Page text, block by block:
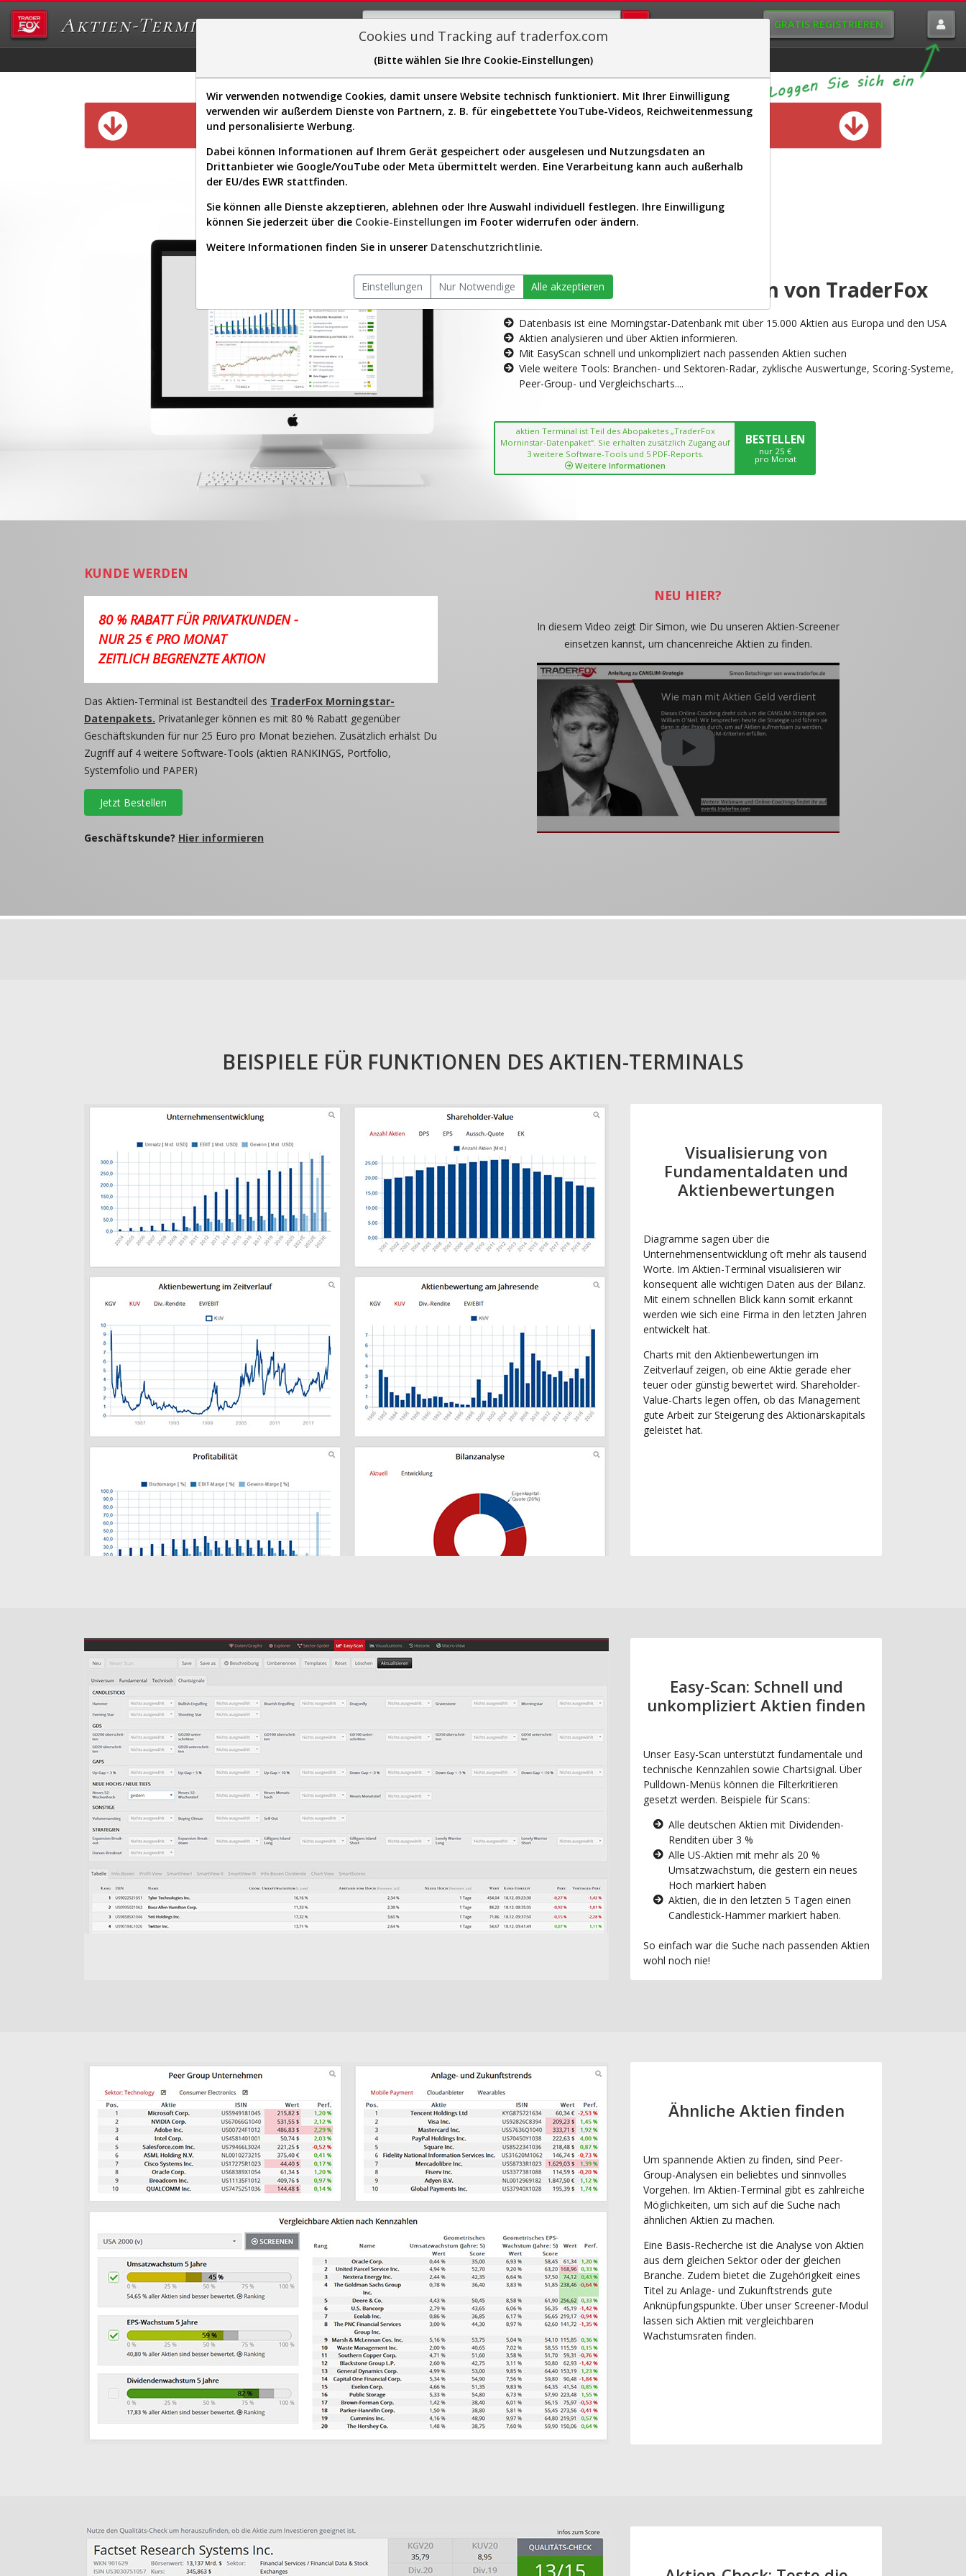
Aktien-Terminal GRATIS REGISTRIEREN
Sector-Spider Easy-Scan Visualizations
Diese Funktion ist nur für Premium-Kunden verfügbar
AKTIEN-TERMINAL
Die Aktienanalyse-Plattform von TraderFox
Datenbasis ist eine Morningstar-Datenbank mit über 15.000 Aktien aus Europa und den USA
Aktien analysieren und über Aktien informieren.
Mit EasyScan schnell und unkompliziert nach passenden Aktien suchen
Viele weitere Tools: Branchen- und Sektoren-Radar, zyklische Auswertunge, Scoring-Systeme,
Peer-Group- und Vergleichscharts....
aktien Terminal ist Teil des Abopaketes „TraderFox
Morninstar-Datenpaket“. Sie erhalten zusätzlich Zugang auf
3 weitere Software-Tools und 5 PDF-Reports.
Weitere Informationen
BESTELLEN
nur 25 €
pro Monat
KUNDE WERDEN
80 % RABATT FÜR PRIVATKUNDEN -
NUR 25 € PRO MONAT
ZEITLICH BEGRENZTE AKTION
Das Aktien-Terminal ist Bestandteil des TraderFox Morningstar-
Datenpakets. Privatanleger können es mit 80 % Rabatt gegenüber
Geschäftskunden für nur 25 Euro pro Monat beziehen. Zusätzlich erhälst Du
Zugriff auf 4 weitere Software-Tools (aktien RANKINGS, Portfolio,
Systemfolio und PAPER)
Jetzt Bestellen
Geschäftskunde? Hier informieren
NEU HIER?
In diesem Video zeigt Dir Simon, wie Du unseren Aktien-Screener
einsetzen kannst, um chancenreiche Aktien zu finden.
BEISPIELE FÜR FUNKTIONEN DES AKTIEN-TERMINALS
Visualisierung von
Fundamentaldaten und
Aktienbewertungen
Diagramme sagen über die
Unternehmensentwicklung oft mehr als tausend
Worte. Im Aktien-Terminal visualisieren wir
konsequent alle wichtigen Daten aus der Bilanz.
Mit einem schnellen Blick kann somit erkannt
werden wie sich eine Firma in den letzten Jahren
entwickelt hat.
Charts mit den Aktienbewertungen im
Zeitverlauf zeigen, ob eine Aktie gerade eher
teuer oder günstig bewertet wird. Shareholder-
Value-Charts legen offen, ob das Management
gute Arbeit zur Steigerung des Aktionärskapitals
geleistet hat.
Easy-Scan: Schnell und
unkompliziert Aktien finden
Unser Easy-Scan unterstützt fundamentale und
technische Kennzahlen sowie Chartsignal. Über
Pulldown-Menüs können die Filterkritieren
gesetzt werden. Beispiele für Scans:
Alle deutschen Aktien mit Dividenden-
Renditen über 3 %
Alle US-Aktien mit mehr als 20 %
Umsatzwachstum, die gestern ein neues
Hoch markiert haben
Aktien, die in den letzten 5 Tagen einen
Candlestick-Hammer markiert haben.
So einfach war die Suche nach passenden Aktien
wohl noch nie!
Ähnliche Aktien finden
Um spannende Aktien zu finden, sind Peer-
Group-Analysen ein beliebtes und sinnvolles
Vorgehen. Im Aktien-Terminal gibt es zahlreiche
Möglichkeiten, um sich auf die Suche nach
ähnlichen Aktien zu machen.
Eine Basis-Recherche ist die Analyse von Aktien
aus dem gleichen Sektor oder der gleichen
Branche. Zudem bietet die Zugehörigkeit eines
Titel zu Anlage- und Zukunftstrends gute
Anknüpfungspunkte. Über unser Screener-Modul
lassen sich Aktien mit vergleichbaren
Wachstumsraten finden.
Cookies und Tracking auf traderfox.com
(Bitte wählen Sie Ihre Cookie-Einstellungen)
Wir verwenden notwendige Cookies, damit unsere Website technisch funktioniert. Mit Ihrer Einwilligung
verwenden wir außerdem Dienste von Partnern, z. B. für eingebettete YouTube-Videos, Reichweitenmessung
und personalisierte Werbung.
Dabei können Informationen auf Ihrem Gerät gespeichert oder ausgelesen und Nutzungsdaten an
Drittanbieter wie Google/YouTube oder Meta übermittelt werden. Eine Verarbeitung kann auch außerhalb
der EU/des EWR stattfinden.
Sie können alle Dienste akzeptieren, ablehnen oder Ihre Auswahl individuell festlegen. Ihre Einwilligung
können Sie jederzeit über die Cookie-Einstellungen im Footer widerrufen oder ändern.
Weitere Informationen finden Sie in unserer Datenschutzrichtlinie.
Einstellungen Nur Notwendige Alle akzeptieren